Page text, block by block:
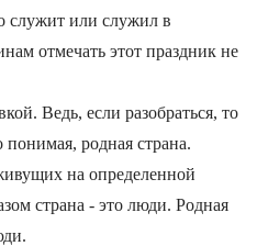
служит или служил в
отмечать этот праздник не
Ведь, если разобраться, то
понимая, родная страна.
на определенной
страна - это люди. Родная